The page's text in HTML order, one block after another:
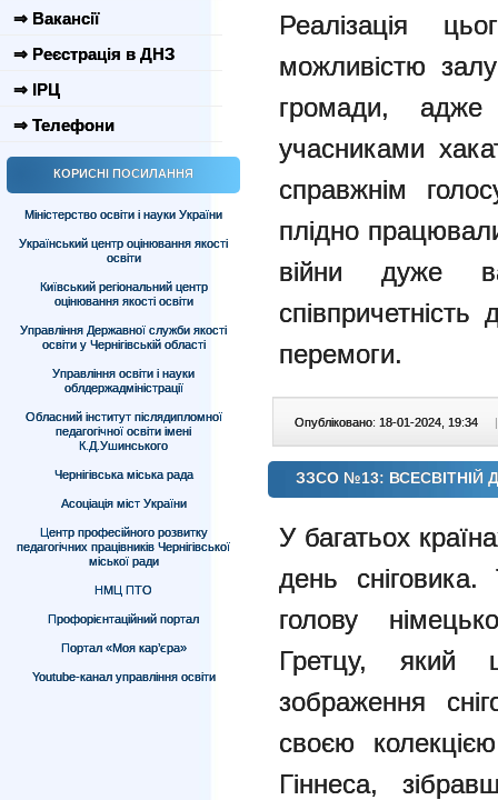
⇒ Вакансії
⇒ Реєстрація в ДНЗ
⇒ ІРЦ
⇒ Телефони
КОРИСНІ ПОСИЛАННЯ
Міністерство освіти і науки України
Український центр оцінювання якості
освіти
Київський регіональний центр
оцінювання якості освіти
Управління Державної служби якості
освіти у Чернігівській області
Управління освіти і науки
облдержадміністрації
Обласний інститут післядипломної
педагогічної освіти імені
К.Д.Ушинського
Чернігівська міська рада
Асоціація міст України
Центр професійного розвитку
педагогічних працівників Чернігівської
міської ради
НМЦ ПТО
Профорієнтаційний портал
Портал «Моя кар’єра»
Youtube-канал управління освіти
Реалізація
можливістю
громади,
учасниками
справжнім
плідно
війни дуже
перемоги.
Опубліковано: 18-01-2024, 19:34 |
ЗЗСО №13: ВСЕСВІТНІЙ
У багатьох
день
голову
Гретцу, який
зображення
своєю
Гіннеса,